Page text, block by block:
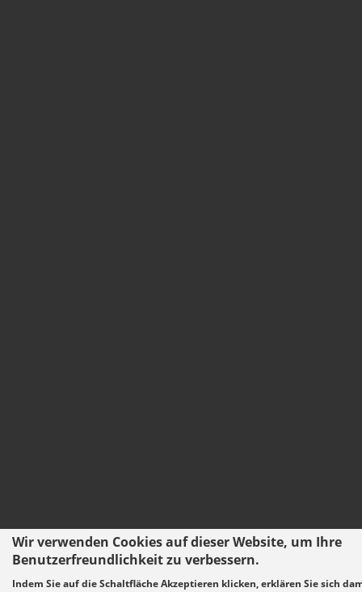
Wir verwenden Cookies auf dieser Website, um Ihre
Benutzerfreundlichkeit zu verbessern.
Indem Sie auf die Schaltfläche Akzeptieren klicken, erklären Sie sich